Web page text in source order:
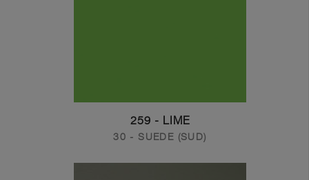
259 - LIME
30 - SUEDE (SUD)